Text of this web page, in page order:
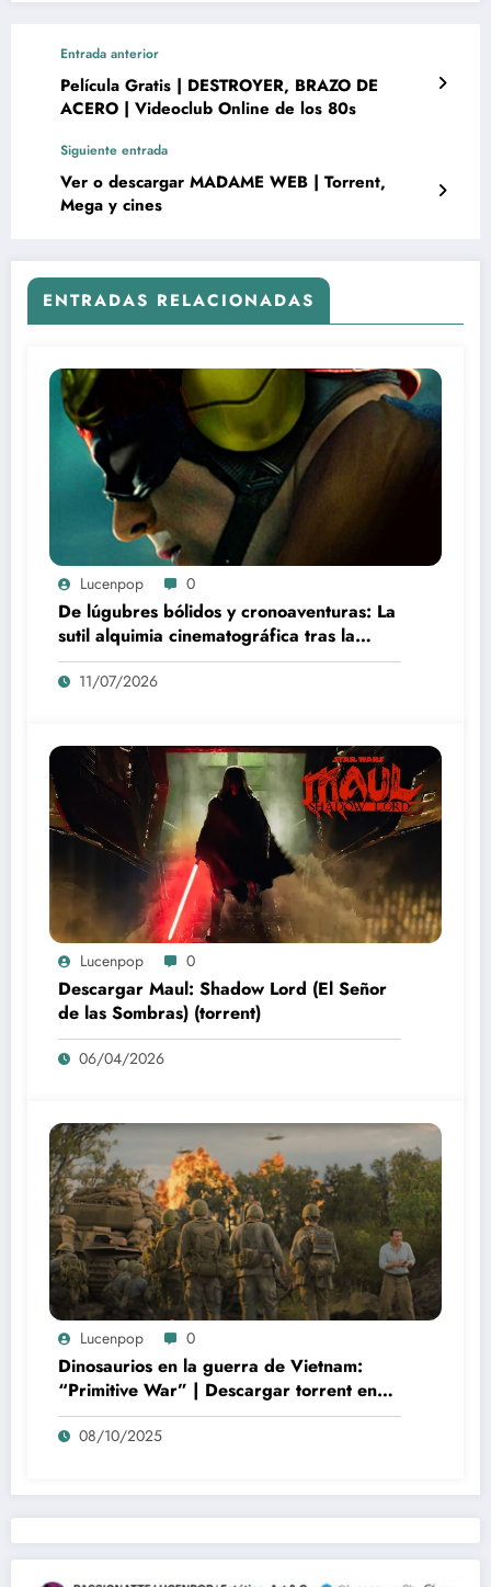
Entrada anterior
Película Gratis | DESTROYER, BRAZO DE
ACERO | Videoclub Online de los 80s
Siguiente entrada
Ver o descargar MADAME WEB | Torrent,
Mega y cines
ENTRADAS RELACIONADAS
Lucenpop 0
De lúgubres bólidos y cronoaventuras: La
sutil alquimia cinematográfica tras la
creación de F-Zero
11/07/2026
Lucenpop 0
Descargar Maul: Shadow Lord (El Señor
de las Sombras) (torrent)
06/04/2026
Lucenpop 0
Dinosaurios en la guerra de Vietnam:
“Primitive War” | Descargar torrent en
español
08/10/2025